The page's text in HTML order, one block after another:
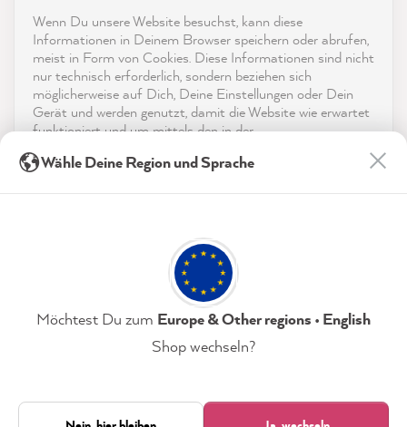
Kontakt
App herunterladen
Auszeichnungen
Wenn Du unsere Website besuchst, kann diese
Informationen in Deinem Browser speichern oder abrufen,
meist in Form von Cookies. Diese Informationen sind nicht
nur technisch erforderlich, sondern beziehen sich
möglicherweise auf Dich, Deine Einstellungen oder Dein
Gerät und werden genutzt, damit die Website wie erwartet
funktioniert und um mittels den in der
der Webseite für deren Optimierung zu analysieren sowie
(jederzeit widerruflich) diesen Datenverarbeitungen
Datenschutzerklärung Impressum Einstellungen
Nur technisch Erforderliche
reviews-io
Verifizierter Kunde
Zum Versiegeln - MissPompadour Versiegelung
Kreidefarbe bleibt erhalten, aber die
Lebensdauer und Widerstandskraft der
gestrichenen Möbel wird deutlich erhöht -
unverzichtbar wenn man Kinder hat :)
Teilen
Twitter
Facebook
Wähle Deine Region und Sprache
Möchtest Du zum Europe & Other regions • English
Shop wechseln?